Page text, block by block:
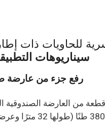
للحاويات ذات
سيناريوهات
رفع جزء من عارضة
من العارضة الصندوقية